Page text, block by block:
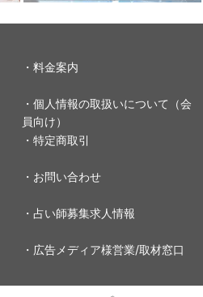
・料金案内
・個人情報の取扱いについて（会
員向け）
・特定商取引
・お問い合わせ
・占い師募集求人情報
・広告メディア様営業/取材窓口